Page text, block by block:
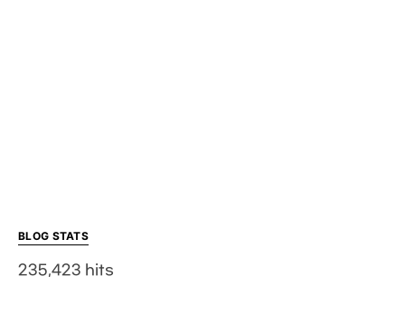
BLOG STATS
235,423 hits